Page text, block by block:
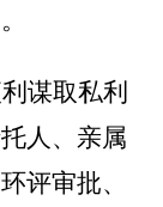
谋取私利
人、亲属
评审批、